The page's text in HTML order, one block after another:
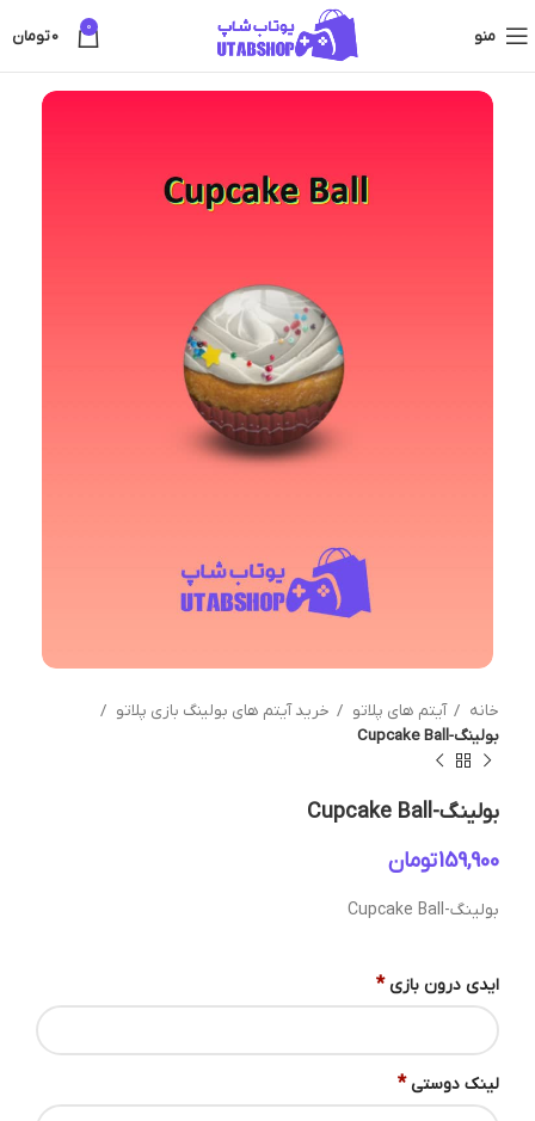
منو 0
0تومان
خانه آیتم های پلاتو
خرید آیتم های بولینگ بازی پلاتو
بولینگ-Cupcake Ball
بولینگ-Cupcake Ball
تومان
بولینگ-Cupcake Ball
ایدی درون بازی *
لینک دوستی *